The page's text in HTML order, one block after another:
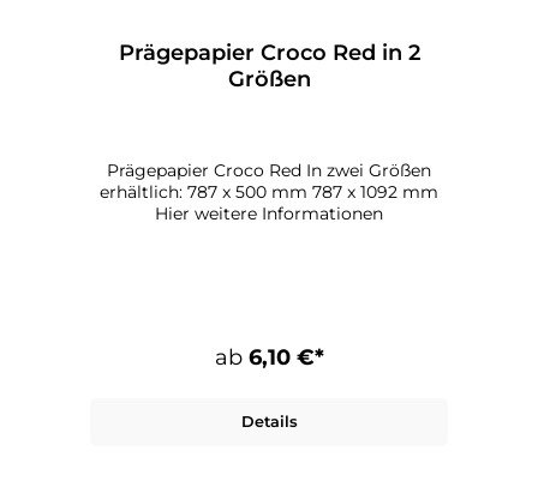
Prägepapier Croco Red in 2
Größen
Prägepapier Croco Red In zwei Größen
erhältlich: 787 x 500 mm 787 x 1092 mm
Hier weitere Informationen
ab 6,10 €*
Details